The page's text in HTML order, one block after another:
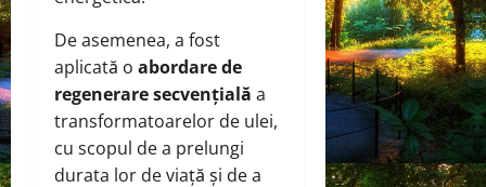
De asemenea, a fost
aplicată o abordare de
regenerare secvențială a
transformatoarelor de ulei,
cu scopul de a prelungi
durata lor de viață și de a